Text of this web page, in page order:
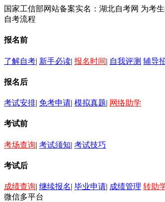
国家工信部网站备案实名：湖北自考网 为考
自考流程
报名前
了解自考| 新手必读| 报名时间| 自我评测 辅导
报名后
考试安排| 免考申请| 模拟真题| 网络助学
考试前
考场查询| 考试须知| 考试技巧
考试后
成绩查询| 继续报名| 毕业申请| 成绩管理 转助
微信多平台